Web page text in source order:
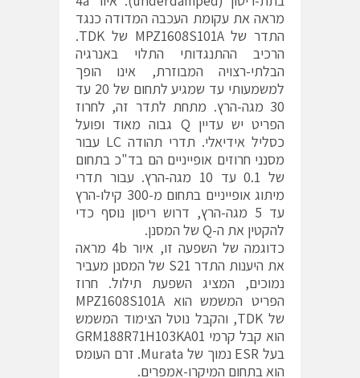
מראה את עקומת העכבה המדודה כנגד
התדר של MPZ1608S101A של TDK.
הרכיב ההתנגדותי התלוי באנרגיה
הבלתי-רצויה המבוזרת, אינו הופך
למשמעותי עד שמגיע לתחום של 20 עד
30 מגה-הרץ. מתחת לתדר זה, לחרוז
הפריט יש עדיין Q גבוה מאוד ופועל
כסליל אידיאלי. תדרי תהודה LC עבור
מסנני חרוזים אופייניים הם בד"כ בתחום
של 0.1 עד 10 מגה-הרץ. עבור תדרי
מיתוג אופייניים בתחום מ-300 קילו-הרץ
עד 5 מגה-הרץ, דרוש ריסון נוסף כדי
להקטין את ה-Q של המסנן.
כדוגמה של השפעה זו, איור 4b מראה
את היענות התדר S21 של המסנן מעביר
נמוכים, המציג השפעת תילול. חרוז
הפריט המשמש הוא MPZ1608S101A
של TDK, והקבל נוטל הצימוד המשמש
הוא קבל קרמי GRM188R71H103KA01
בעל ESR נמוך של Murata. זרם העומס
הוא בתחום המיקרו-אמפרים.